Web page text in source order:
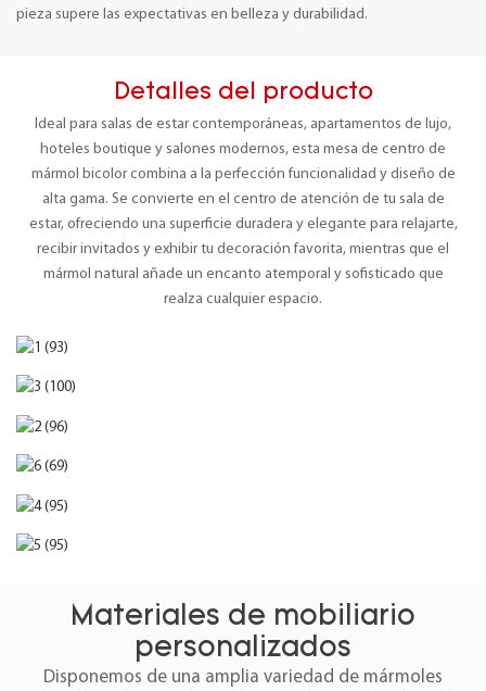
pieza supere las expectativas en belleza y durabilidad.
Detalles del producto
Ideal para salas de estar contemporáneas, apartamentos de lujo,
hoteles boutique y salones modernos, esta mesa de centro de
mármol bicolor combina a la perfección funcionalidad y diseño de
alta gama. Se convierte en el centro de atención de tu sala de
estar, ofreciendo una superficie duradera y elegante para relajarte,
recibir invitados y exhibir tu decoración favorita, mientras que el
mármol natural añade un encanto atemporal y sofisticado que
realza cualquier espacio.
Materiales de mobiliario
personalizados
Disponemos de una amplia variedad de mármoles